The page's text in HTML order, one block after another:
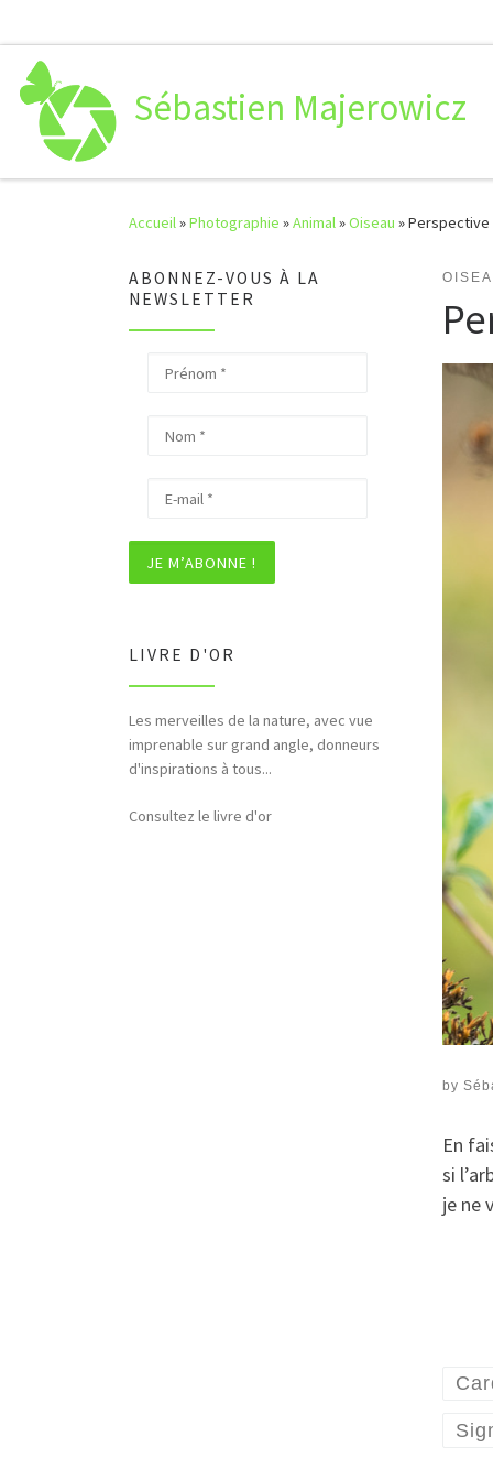
Sébastien Majerowicz
Accueil»Photographie »Animal»Oiseau »
by
En
si
je ne
ABONNEZ-VOUS À LA
NEWSLETTER
LIVRE D'OR
Les merveilles de la nature, avec vue
imprenable sur grand angle, donneurs
d'inspirations à tous...
Bonjour et merci pour tous ces
hommages rendus à la nature (faune,
flore,etc...)
Consultez le livre d'or